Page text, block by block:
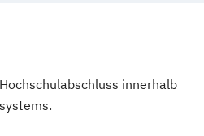
innerhalb